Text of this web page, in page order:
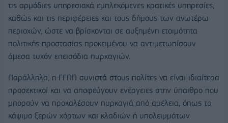
τις αρμόδιες υπηρεσιακά εμπλεκόμενες κρατικές υπηρεσίες,
καθώς και τις περιφέρειες και τους δήμους των ανωτέρω
περιοχών, ώστε να βρίσκονται σε αυξημένη ετοιμότητα
πολιτικής προστασίας προκειμένου να αντιμετωπίσουν
άμεσα τυχόν επεισόδια πυρκαγιών.
Παράλληλα, η ΓΓΠΠ συνιστά στους πολίτες να είναι ιδιαίτερα
προσεκτικοί και να αποφεύγουν ενέργειες στην ύπαιθρο που
μπορούν να προκαλέσουν πυρκαγιά από αμέλεια, όπως το
κάψιμο ξερών χόρτων και κλαδιών ή υπολειμμάτων